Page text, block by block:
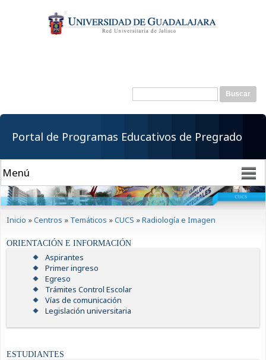
contenido
principal
Formulario de
Buscar
Portal de Programas Educativos de Pregrado
Inicio »Centros » Temáticos »CUCS »Radiología e Imagen
ORIENTACIÓN E INFORMACIÓN
Aspirantes
Primer ingreso
Egreso
Trámites Control Escolar
Vías de comunicación
Legislación universitaria
ESTUDIANTES